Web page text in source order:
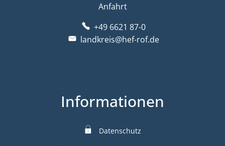
Anfahrt
+49 6621 87-0
landkreis@hef-rof.de
Informationen
Datenschutz